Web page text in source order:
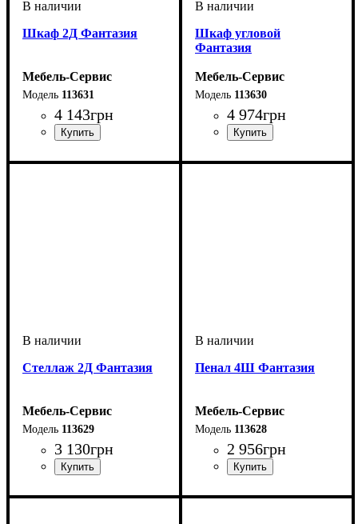
Шкаф 2Д Фантазия
Мебель-Сервис
113631
4 143грн
Шкаф угловой
Фантазия
Мебель-Сервис
113630
4 974грн
Cтеллаж 2Д Фантазия
Мебель-Сервис
113629
3 130грн
Пенал 4Ш Фантазия
Мебель-Сервис
113628
2 956грн